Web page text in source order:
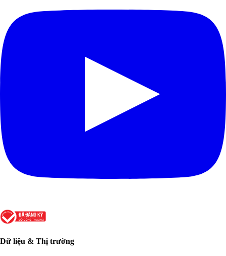
Dữ liệu & Thị trường